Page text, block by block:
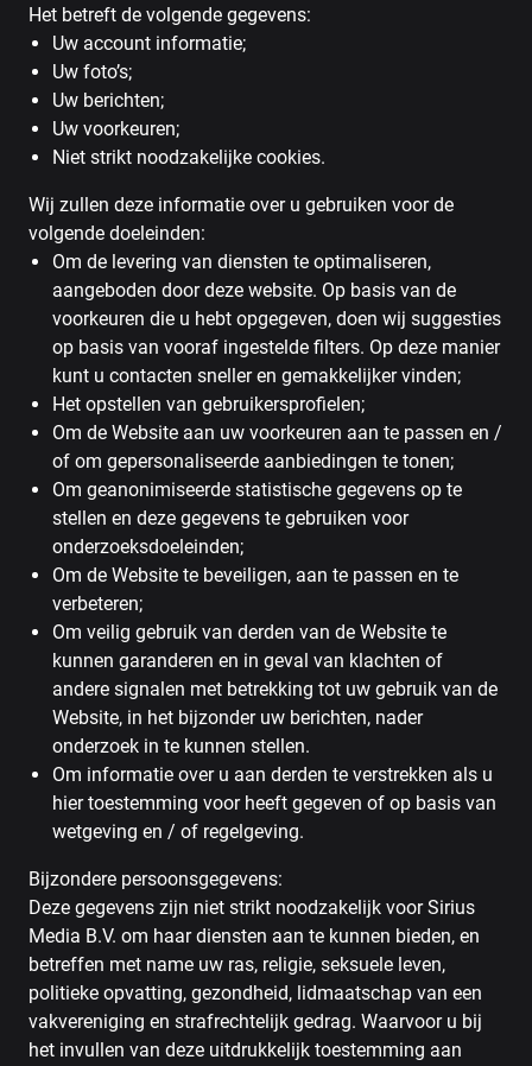
Het betreft de volgende gegevens:
Uw account informatie;
Uw foto’s;
Uw berichten;
Uw voorkeuren;
Niet strikt noodzakelijke cookies.
Wij zullen deze informatie over u gebruiken voor de
volgende doeleinden:
Om de levering van diensten te optimaliseren,
aangeboden door deze website. Op basis van de
voorkeuren die u hebt opgegeven, doen wij suggesties
op basis van vooraf ingestelde filters. Op deze manier
kunt u contacten sneller en gemakkelijker vinden;
Het opstellen van gebruikersprofielen;
Om de Website aan uw voorkeuren aan te passen en /
of om gepersonaliseerde aanbiedingen te tonen;
Om geanonimiseerde statistische gegevens op te
stellen en deze gegevens te gebruiken voor
onderzoeksdoeleinden;
Om de Website te beveiligen, aan te passen en te
verbeteren;
Om veilig gebruik van derden van de Website te
kunnen garanderen en in geval van klachten of
andere signalen met betrekking tot uw gebruik van de
Website, in het bijzonder uw berichten, nader
onderzoek in te kunnen stellen.
Om informatie over u aan derden te verstrekken als u
hier toestemming voor heeft gegeven of op basis van
wetgeving en / of regelgeving.
Bijzondere persoonsgegevens:
Deze gegevens zijn niet strikt noodzakelijk voor Sirius
Media B.V. om haar diensten aan te kunnen bieden, en
betreffen met name uw ras, religie, seksuele leven,
politieke opvatting, gezondheid, lidmaatschap van een
vakvereniging en strafrechtelijk gedrag. Waarvoor u bij
het invullen van deze uitdrukkelijk toestemming aan